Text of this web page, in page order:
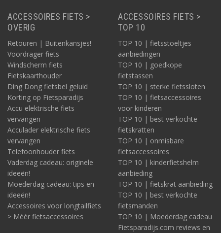
ACCESSOIRES FIETS >
OVERIG
Retouren | Buitenkansjes!
Voordrager fiets
Windscherm fiets
Fietskaarthouder
Ding Dong fietsbel geluid
Korting op Fietsparadijs
Accu elektrische fiets
vervangen
Acculader elektrische fiets
vervangen
Telefoonhouder fiets
Vaderdag cadeau: originele
ideeën!
Moederdag cadeau: tips en
ideeën!
Accessoires voor longtailfiets
> Méér fietsaccessoires
ACCESSOIRES FIETS >
TOP 10
TOP 10 | fietsstoeltjes
aanbiedingen
TOP 10 | goedkope
fietstassen
TOP 10 | sterke fietssloten
TOP 10 | fietsaccessoires
voor kinderen
TOP 10 | best verkochte
fietskratten
TOP 10 | onmisbare
fietsaccessoires
TOP 10 | kinderfietshelm
aanbieding
TOP 10 | fietskrat aanbieding
TOP 10 | best verkochte
fietsmanden
TOP 10 | Moederdag cadeau
Fietsparadijs.com reviews en